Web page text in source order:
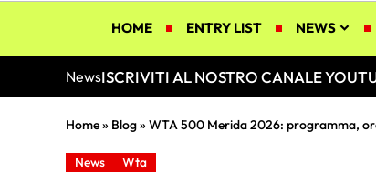
HOME ENTRY LIST NEWS
NewsISCRIVITI AL NOSTRO CANALE
Home» Blog» WTA 500 Merida 2026: programma,
News Wta